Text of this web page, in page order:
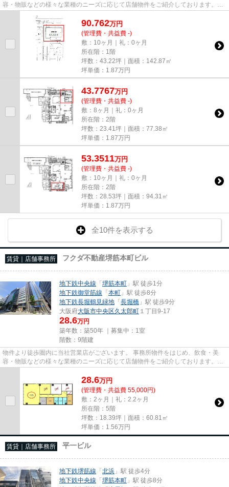
容・物販などの様々な業種のニーズに応じて店舗物件をご紹介しております。
尚、弊社ではおとり広告は一切...
90.762万円
(管理費・共益費 -)
敷：10ヶ月｜礼：0ヶ月
所在階：1階
坪数：43.22坪｜面積：142.87㎡
坪単価： 1.87万円
43.7767万円
(管理費・共益費 -)
敷：8ヶ月｜礼：0ヶ月
所在階：2階
坪数：23.41坪｜面積：77.38㎡
坪単価： 1.87万円
53.3511万円
(管理費・共益費 -)
敷：10ヶ月｜礼：0ヶ月
所在階：2階
坪数：28.53坪｜面積：94.31㎡
坪単価： 1.87万円
全10件を表示する
賃貸｜店舗事務所 フクダ不動産堺筋本町ビル
地下鉄中央線 「堺筋本町 」駅 徒歩1分
地下鉄御堂筋線 「本町 」駅 徒歩8分
地下鉄長堀鶴見緑地 「長堀橋 」駅 徒歩9分
大阪府大阪市中央区久太郎町 １丁目9-17
28.6万円
築年数：築50年 ｜募集中： 1室
階数：9階建
物件より徒歩圏内に当社営業店がございます。 事務所物件をはじめ、飲食・美
容・物販などの様々な業種のニーズに応じて店舗物件をご紹介しております。
尚、弊社ではおとり広告は一切...
28.6万円
(管理費・共益費 55,000円)
敷：2ヶ月｜礼：2.2ヶ月
所在階：5階
坪数：18.39坪｜面積：60.81㎡
坪単価： 1.56万円
賃貸｜店舗事務所 平一ビル
地下鉄堺筋線 「北浜 」駅 徒歩4分
地下鉄中央線 「堺筋本町 」駅 徒歩8分